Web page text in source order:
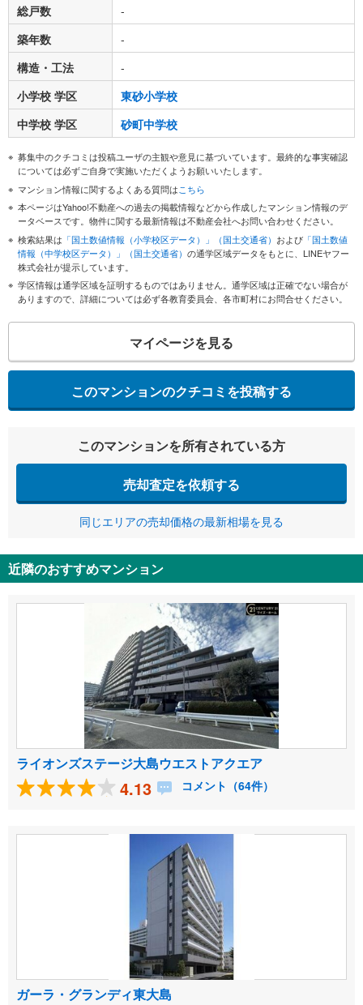
総戸数
-
築年数
-
構造・工法
-
小学校 学区
東砂小学校
中学校 学区
砂町中学校
募集中のクチコミは投稿ユーザの主観や意見に基づいています。最終的な事実確認
については必ずご自身で実施いただくようお願いいたします。
マンション情報に関するよくある質問はこちら
本ページはYahoo!不動産への過去の掲載情報などから作成したマンション情報のデ
ータベースです。物件に関する最新情報は不動産会社へお問い合わせください。
検索結果は 「国土数値情報（小学校区データ）」（国土交通省） および 「国土数値
情報（中学校区データ）」（国土交通省） の通学区域データをもとに、LINEヤフー
株式会社が提示しています。
学区情報は通学区域を証明するものではありません。通学区域は正確でない場合が
ありますので、詳細については必ず各教育委員会、各市町村にお問合せください。
マイページを見る
このマンションのクチコミを投稿する
このマンションを所有されている方
売却査定を依頼する
同じエリアの売却価格の最新相場を見る
近隣のおすすめマンション
ライオンズステージ大島ウエストアクエア
4.13 コメント（64件）
ガーラ・グランディ東大島